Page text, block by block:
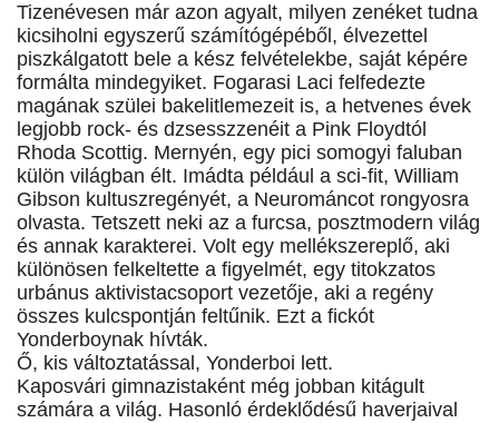
Tizenévesen már azon agyalt, milyen zenéket tudna
kicsiholni egyszerű számítógépéből, élvezettel
piszkálgatott bele a kész felvételekbe, saját képére
formálta mindegyiket. Fogarasi Laci felfedezte
magának szülei bakelitlemezeit is, a hetvenes évek
legjobb rock- és dzsesszzenéit a Pink Floydtól
Rhoda Scottig. Mernyén, egy pici somogyi faluban
külön világban élt. Imádta például a sci-fit, William
Gibson kultuszregényét, a Neurománcot rongyosra
olvasta. Tetszett neki az a furcsa, posztmodern világ
és annak karakterei. Volt egy mellékszereplő, aki
különösen felkeltette a figyelmét, egy titokzatos
urbánus aktivistacsoport vezetője, aki a regény
összes kulcspontján feltűnik. Ezt a fickót
Yonderboynak hívták.
Ő, kis változtatással, Yonderboi lett.
Kaposvári gimnazistaként még jobban kitágult
számára a világ. Hasonló érdeklődésű haverjaival